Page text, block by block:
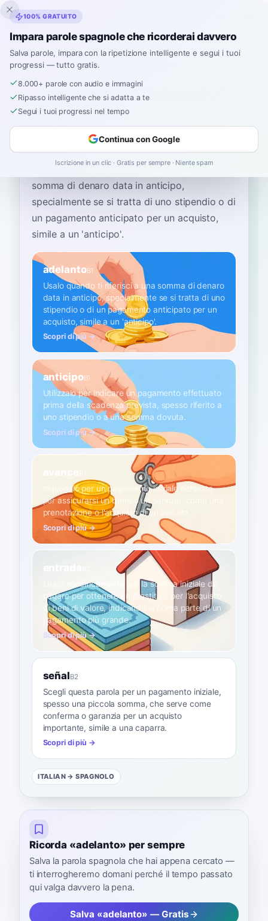
Inklingo
Home› Spagnolo›Italian
Come si dice "acconto"
in spagnolo
La parola spagnola più comune per“acconto”
usalo quando ti riferisci a una
somma di denaro data in anticipo,
specialmente se si tratta di uno stipendio o di
un pagamento anticipato per un acquisto,
simile a un 'anticipo'.
adelantoB1
Usalo quando ti riferisci a una somma di denaro
data in anticipo, specialmente se si tratta di uno
stipendio o di un pagamento anticipato per un
acquisto, simile a un 'anticipo'.
Scopri di più →
anticipoB1
Utilizzalo per indicare un pagamento effettuato
prima della scadenza prevista, spesso riferito a
uno stipendio o a una somma dovuta.
Scopri di più →
avance
Impiegalo per un pagamento iniziale richiesto
per assicurarsi un bene o un servizio, come una
prenotazione o l'acquisto di un veicolo.
Scopri di più →
Usalo specificamente per la somma iniziale da
pagare per ottenere un prestito o per l'acquisto
di beni di valore, indicando la prima parte di un
pagamento più grande.
Scopri di più →
señalB2
Scegli questa parola per un pagamento iniziale,
spesso una piccola somma, che serve come
conferma o garanzia per un acquisto
importante, simile a una caparra.
Scopri di più →
ITALIAN → SPAGNOLO
Ricorda «adelanto» per sempre
Salva la parola spagnola che hai appena cercato —
ti interrogheremo domani perché il tempo passato
qui valga davvero la pena.
Salva «adelanto» — Gratis
100% GRATUITO
Impara parole spagnole che ricorderai davvero
Salva parole, impara con la ripetizione intelligente e segui i tuoi
progressi — tutto gratis.
8.000+ parole con audio e immagini
Ripasso intelligente che si adatta a te
Segui i tuoi progressi nel tempo
Continua con Google
Iscrizione in un clic · Gratis per sempre · Niente spam